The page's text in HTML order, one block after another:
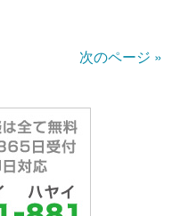
次のページ »